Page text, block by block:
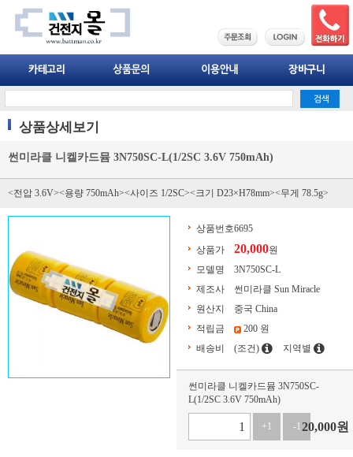
상품상세보기
썬미라클 니켈카드뮴 3N750SC-L(1/2SC 3.6V 750mAh)
<전압 3.6V><용량 750mAh><사이즈 1/2SC><크기 D23×H78mm><무게 78.5g>
상품번호6695
상품가
20,000원
모델명
3N750SC-L
제조사
썬미라클 Sun Miracle
원산지
중국 China
적립금
200 원
배송비
(조건) 지역별
썬미라클 니켈카드뮴 3N750SC-
L(1/2SC 3.6V 750mAh)
+1 -120,000원